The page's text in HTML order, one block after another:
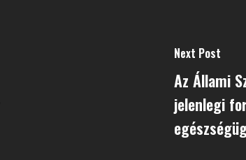
Next Post
Az Állami
jelenlegi